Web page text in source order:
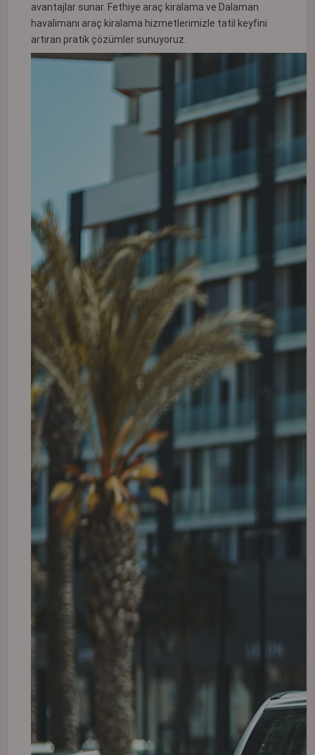
avantajlar sunar. Fethiye araç kiralama ve Dalaman
havalimanı araç kiralama hizmetlerimizle tatil keyfini
artıran pratik çözümler sunuyoruz.